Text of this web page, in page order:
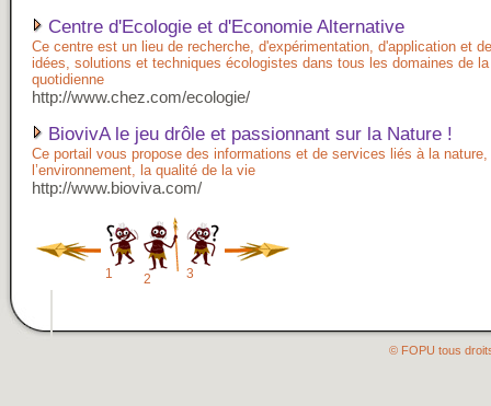
Centre d'Ecologie et d'Economie Alternative
Ce centre est un lieu de recherche, d'expérimentation, d'application et
idées, solutions et techniques écologistes dans tous les domaines de
quotidienne
http://www.chez.com/ecologie/
BiovivA le jeu drôle et passionnant sur la Nature !
Ce portail vous propose des informations et de services liés à la nature,
l’environnement, la qualité de la vie
http://www.bioviva.com/
1 2 3
© FOPU tous